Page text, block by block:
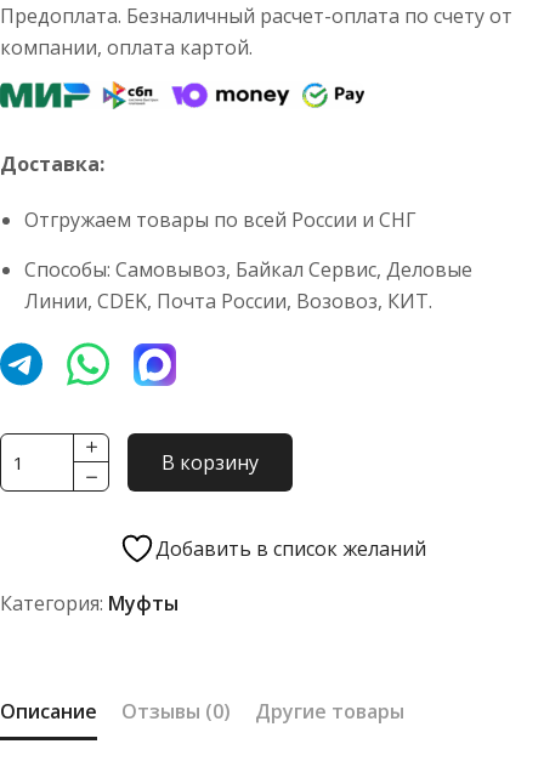
Предоплата. Безналичный расчет-оплата по счету от
компании, оплата картой.
Доставка:
Отгружаем товары по всей России и СНГ
Способы: Самовывоз, Байкал Сервис, Деловые
Линии, CDEK, Почта России, Возовоз, КИТ.
Количество
товара
17.01.027
В корзину
Добавить в список желаний
Категория: Муфты
Описание Отзывы (0) Другие товары